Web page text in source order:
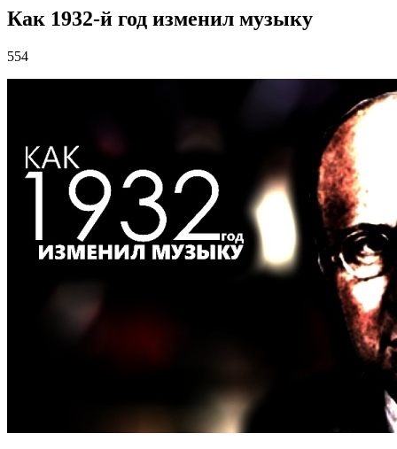
Как 1932-й год изменил музыку
554